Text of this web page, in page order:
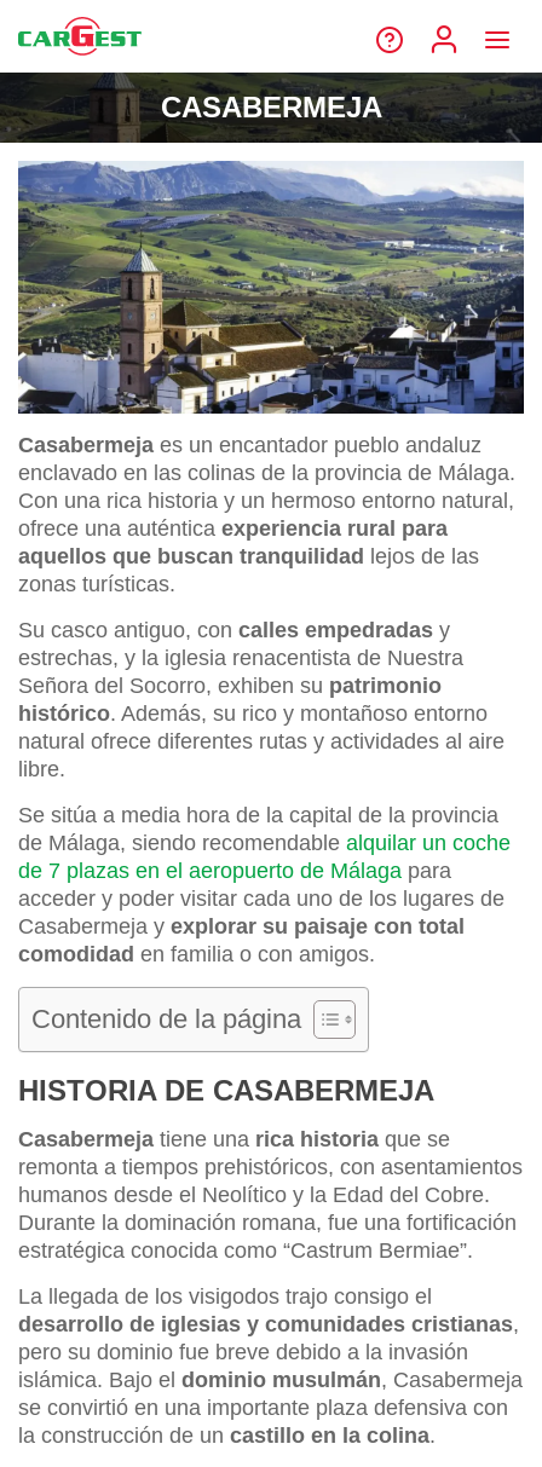
CASABERMEJA
Casabermeja es un encantador pueblo andaluz
enclavado en las colinas de la provincia de Málaga.
Con una rica historia y un hermoso entorno natural,
ofrece una auténtica experiencia rural para
aquellos que buscan tranquilidad lejos de las
zonas turísticas.
Su casco antiguo, con calles empedradas y
estrechas, y la iglesia renacentista de Nuestra
Señora del Socorro, exhiben su patrimonio
histórico. Además, su rico y montañoso entorno
natural ofrece diferentes rutas y actividades al aire
libre.
Se sitúa a media hora de la capital de la provincia
de Málaga, siendo recomendable alquilar un coche
de 7 plazas en el aeropuerto de Málaga para
acceder y poder visitar cada uno de los lugares de
Casabermeja y explorar su paisaje con total
comodidad en familia o con amigos.
Contenido de la página
HISTORIA DE CASABERMEJA
Casabermeja tiene una rica historia que se
remonta a tiempos prehistóricos, con asentamientos
humanos desde el Neolítico y la Edad del Cobre.
Durante la dominación romana, fue una fortificación
estratégica conocida como “Castrum Bermiae”.
La llegada de los visigodos trajo consigo el
desarrollo de iglesias y comunidades cristianas,
pero su dominio fue breve debido a la invasión
islámica. Bajo el dominio musulmán, Casabermeja
se convirtió en una importante plaza defensiva con
la construcción de un castillo en la colina.